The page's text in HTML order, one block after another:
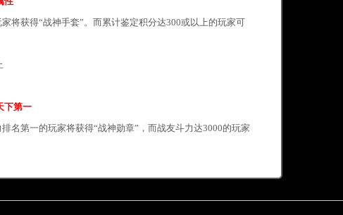
将获得“战神手套”。而累计鉴定积分达300或以上的玩家可
下第一
名第一的玩家将获得“战神勋章”，而战友斗力达3000的玩家